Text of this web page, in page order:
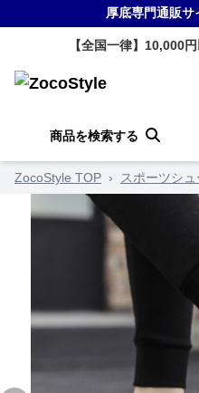
厚底専門通販
【全国一律】10,000
商品を検索する
ZocoStyle TOP › スポーツシ